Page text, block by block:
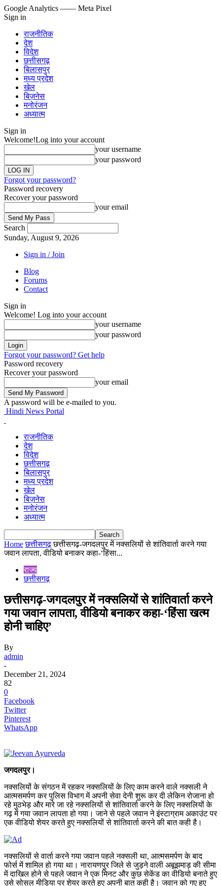
Google Analytics —— Meta Pixel
Sign in
राजनीतिक
देश
विदेश
छत्तीसगढ़
बिलासपुर
मध्य प्रदेश
खेल
बिज़नेस
मनोरंजन
अध्यात्म
Sign in
Welcome!Log into your account
your username
your password
Forgot your password?
Password recovery
Recover your password
your email
Search
Sunday, August 9, 2026
Sign in / Join
Blog
Forums
Contact
Sign in
Welcome! Log into your account
your username
your password
Forgot your password? Get help
Password recovery
Recover your password
your email
A password will be e-mailed to you.
Hindi News Portal
राजनीतिक
देश
विदेश
छत्तीसगढ़
बिलासपुर
मध्य प्रदेश
खेल
बिज़नेस
मनोरंजन
अध्यात्म
Home छत्तीसगढ़ छत्तीसगढ़-जगदलपुर में नक्सलियों से शांतिवार्ता करने गया
जवान लापता, वीडियो बनाकर कहा-‘हिंसा...
राज्य
छत्तीसगढ़
छत्तीसगढ़-जगदलपुर में नक्सलियों से शांतिवार्ता करने
गया जवान लापता, वीडियो बनाकर कहा-‘हिंसा खत्म
होनी चाहिए’
By
admin
-
December 21, 2024
82
0
Facebook
Twitter
Pinterest
WhatsApp
जगदलपुर।
नक्सलियों के संगठन में रहकर नक्सलियों के लिए काम करने वाले नक्सली ने
आत्मसमर्पण कर पुलिस विभाग में अपनी सेवा देनी शुरू कर दी लेकिन रोजाना हो
रहे मुठभेड़ और मारे जा रहे नक्सलियों से शांतिवार्ता करने के लिए नक्सलियों के
गढ़ में गया जवान लापता हो गया। जाने से पहले जवान ने इंस्टाग्राम अकाउंट पर
एक वीडियो शेयर करते हुए नक्सलियों से शांतिवार्ता करने की बात कही है।
नक्सलियों से वार्ता करने गया जवान पहले नक्सली था, आत्मसमर्पण के बाद
फोर्स में शामिल हो गया था। नारायणपुर जिले से जुड़ने वाली अबूझमाड़ की सीमा
में दाखिल होने से पहले जवान ने एक मिनट और कुछ सेकेंड का वीडियो बनाते हुए
उसे सोसल मीडिया पर शेयर करते हुए अपनी बात कही है। जवान को गए हुए